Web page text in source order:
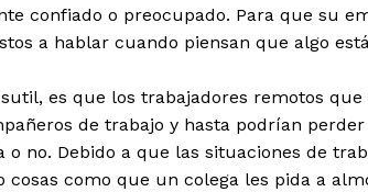
confiado o preocupado. Para que su
a hablar cuando piensan que algo
es que los trabajadores remotos
de trabajo y hasta podrían
o no. Debido a que las situaciones de
cosas como que un colega les pida a